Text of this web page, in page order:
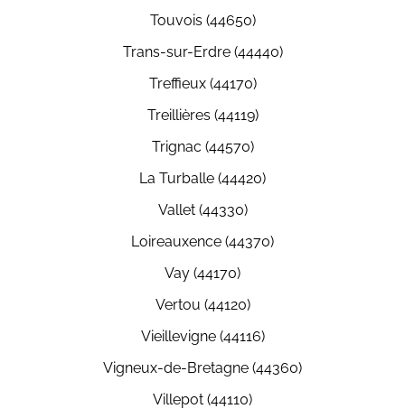
Touvois (44650)
Trans-sur-Erdre (44440)
Treffieux (44170)
Treillières (44119)
Trignac (44570)
La Turballe (44420)
Vallet (44330)
Loireauxence (44370)
Vay (44170)
Vertou (44120)
Vieillevigne (44116)
Vigneux-de-Bretagne (44360)
Villepot (44110)